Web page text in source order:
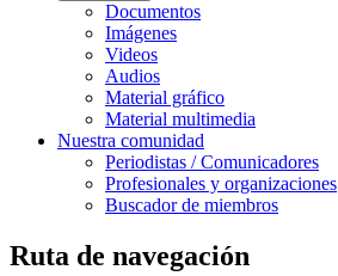
Documentos
Imágenes
Videos
Audios
Material gráfico
Material multimedia
Nuestra comunidad
Periodistas / Comunicadores
Profesionales y organizaciones
Buscador de miembros
Ruta de navegación